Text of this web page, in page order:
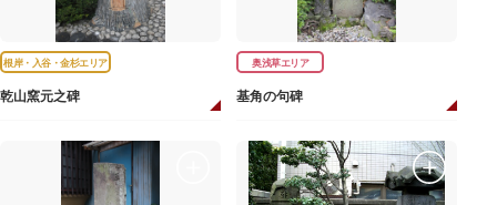
根岸・入谷・金杉エリア
乾山窯元之碑
奥浅草エリア
基角の句碑